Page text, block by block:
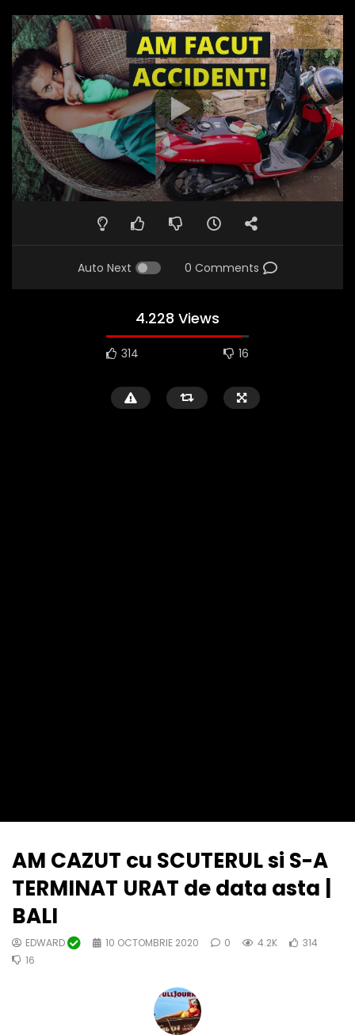
Auto Next 0 Comments
4.228 Views
314 16
AM CAZUT cu SCUTERUL si S-A
TERMINAT URAT de data asta |
BALI
EDWARD 10 OCTOMBRIE 2020 0 4.2K
314
16